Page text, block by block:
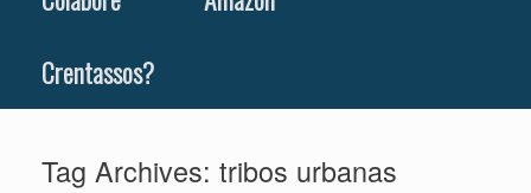
Crentassos?
Tag Archives: tribos urbanas